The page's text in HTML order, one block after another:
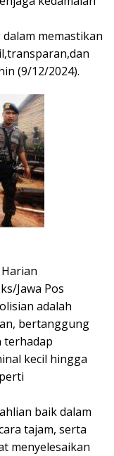
memastikan
(9/12/2024).
Jawa Pos
adalah
bertanggung
terhadap
kecil hingga
baik dalam
tajam, serta
menyelesaikan